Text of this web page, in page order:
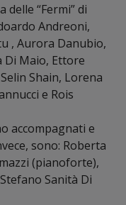
delle “Fermi” di
Andreoni,
, Aurora Danubio,
Di Maio, Ettore
Shain, Lorena
e Rois
accompagnati e
sono: Roberta
(pianoforte),
Sanità Di